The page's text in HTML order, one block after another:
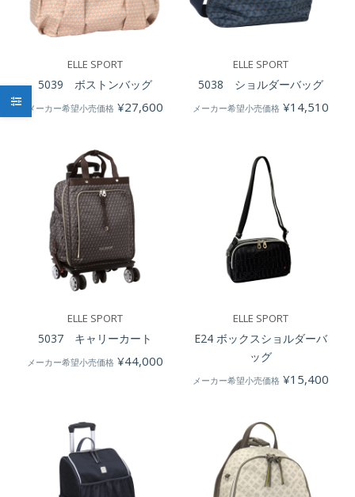
ELLE SPORT
5039 ボストンバッグ
メーカー希望小売価格 ¥27,600
ELLE SPORT
5038 ショルダーバッグ
メーカー希望小売価格 ¥14,510
ELLE SPORT
5037 キャリーカート
メーカー希望小売価格 ¥44,000
ELLE SPORT
E24 ボックスショルダーバ
ッグ
メーカー希望小売価格 ¥15,400